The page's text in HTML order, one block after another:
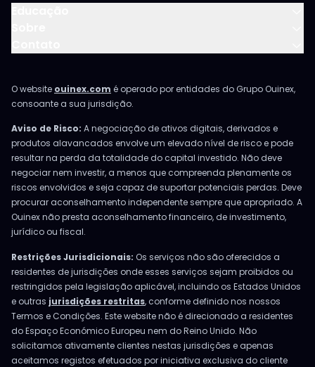
O website ouinex.com é operado por entidades do Grupo Ouinex,
consoante a sua jurisdição.
Aviso de Risco: A negociação de ativos digitais, derivados e
produtos alavancados envolve um elevado nível de risco e pode
resultar na perda da totalidade do capital investido. Não deve
negociar nem investir, a menos que compreenda plenamente os
riscos envolvidos e seja capaz de suportar potenciais perdas. Deve
procurar aconselhamento independente sempre que apropriado. A
Ouinex não presta aconselhamento financeiro, de investimento,
jurídico ou fiscal.
Restrições Jurisdicionais: Os serviços não são oferecidos a
residentes de jurisdições onde esses serviços sejam proibidos ou
restringidos pela legislação aplicável, incluindo os Estados Unidos
e outras jurisdições restritas, conforme definido nos nossos
Termos e Condições. Este website não é direcionado a residentes
do Espaço Económico Europeu nem do Reino Unido. Não
solicitamos ativamente clientes nestas jurisdições e apenas
aceitamos registos efetuados por iniciativa exclusiva do cliente